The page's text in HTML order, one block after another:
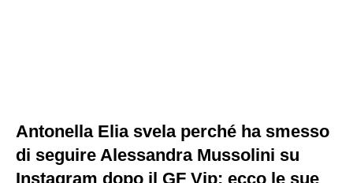
Antonella Elia svela perché ha smesso
di seguire Alessandra Mussolini su
Instagram dopo il GF Vip: ecco le sue